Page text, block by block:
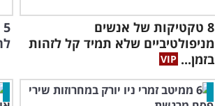
8 טקטיקות של אנשים
מניפולטיביים שלא תמיד קל לזהות
בזמן...